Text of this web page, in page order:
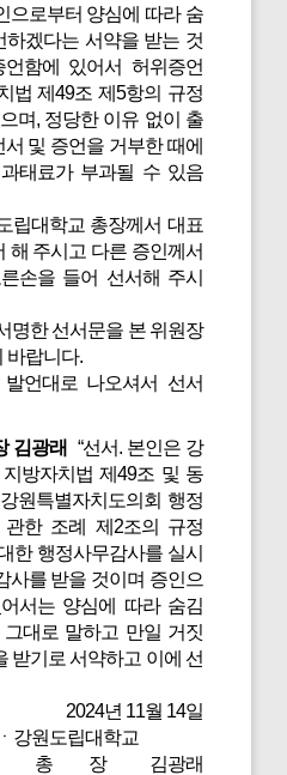
으로부터 양심에 따라 숨
하겠다는 서약을 받는 것
함에 있어서 허위증언
법 제49조 제5항의 규정
며, 정당한 이유 없이 출
및 증언을 거부한 때에
태료가 부과될 수 있음
립대학교 총장께서 대표
해 주시고 다른 증인께서
손을 들어 선서해 주시
명한 선서문을 본 위원장
바랍니다.
언대로 나오셔서 선서
김광래
“선서. 본인은 강
방자치법 제49조 및 동
원특별자치도의회 행정
한 조례 제2조의 규정
한 행정사무감사를 실시
사를 받을 것이며 증인으
서는 양심에 따라 숨김
대로 말하고 만일 거짓
받기로 서약하고 이에 선
2024년 11월 14일
ㆍ강원도립대학교
총 장 김광래